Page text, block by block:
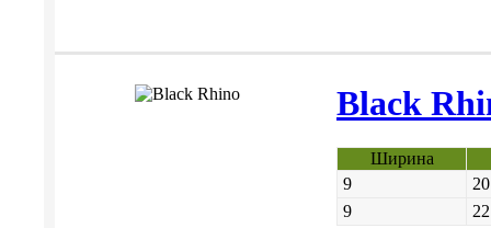
Black
Ширина
9
20
9
22